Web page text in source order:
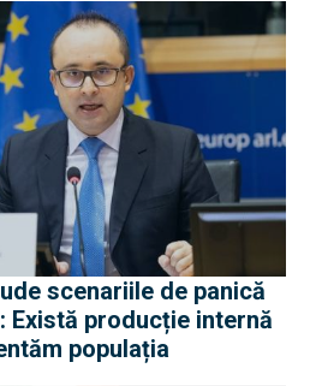
scenariile de panică
Există producție internă
populația